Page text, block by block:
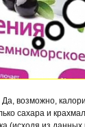
Да, возможно,
сахара и